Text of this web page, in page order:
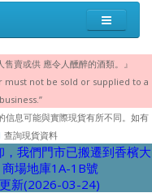
賣或供 應令人醺醉的酒類。』
not be sold or supplied to a
信息可能與實際現貨有所不同。如有
查詢現貨資料
我們門市已搬遷到香檳大
場地庫1A-1B號
新(2026-03-24)